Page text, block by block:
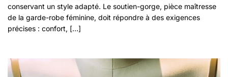
conservant un style adapté. Le soutien-gorge, pièce maîtresse
de la garde-robe féminine, doit répondre à des exigences
précises : confort, […]